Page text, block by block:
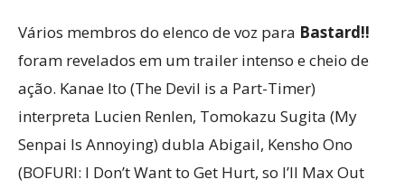
Vários membros do elenco de voz para Bastard!!
foram revelados em um trailer intenso e cheio de
ação. Kanae Ito (The Devil is a Part-Timer)
interpreta Lucien Renlen, Tomokazu Sugita (My
Senpai Is Annoying) dubla Abigail, Kensho Ono
(BOFURI: I Don’t Want to Get Hurt, so I’ll Max Out